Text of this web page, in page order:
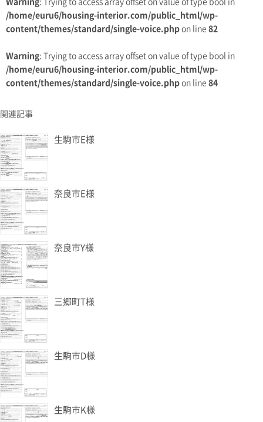
Warning: Trying to access array offset on value of type bool in
/home/euru6/housing-interior.com/public_html/wp-
content/themes/standard/single-voice.php on line 82
Warning: Trying to access array offset on value of type bool in
/home/euru6/housing-interior.com/public_html/wp-
content/themes/standard/single-voice.php on line 84
関連記事
生駒市E様
奈良市E様
奈良市Y様
三郷町T様
生駒市D様
生駒市K様